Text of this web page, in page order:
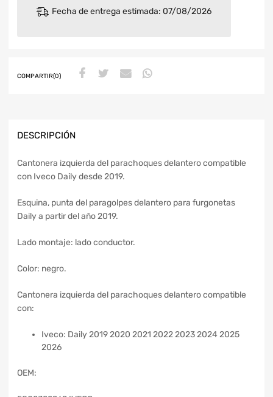
Fecha de entrega estimada: 07/08/2026
COMPARTIR(0)
DESCRIPCIÓN
Cantonera izquierda del parachoques delantero compatible
con Iveco Daily desde 2019.
Esquina, punta del paragolpes delantero para furgonetas
Daily a partir del año 2019.
Lado montaje: lado conductor.
Color: negro.
Cantonera izquierda del parachoques delantero compatible
con:
Iveco: Daily 2019 2020 2021 2022 2023 2024 2025
2026
OEM: